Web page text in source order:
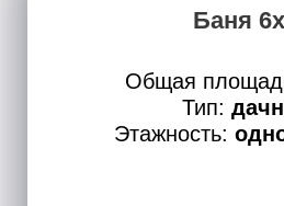
Баня
Общая
Тип:
Этажность: